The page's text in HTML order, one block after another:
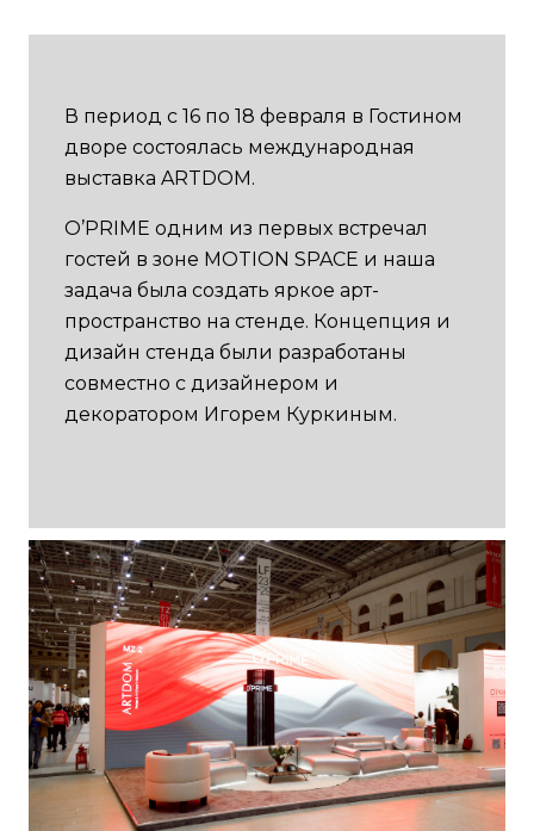
В период с 16 по 18 февраля в Гостином
дворе состоялась международная
выставка ARTDOM.
O’PRIME одним из первых встречал
гостей в зоне MOTION SPACE и наша
задача была создать яркое арт-
пространство на стенде. Концепция и
дизайн стенда были разработаны
совместно с дизайнером и
декоратором Игорем Куркиным.